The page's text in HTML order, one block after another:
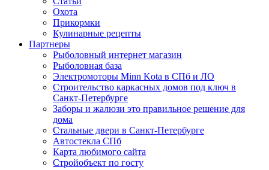
Охота
Прикормки
Кулинарные рецепты
Партнеры
Рыболовный интернет магазин
Рыболовная база
Электромоторы Minn Kota в СПб и ЛО
Строительство каркасных домов под ключ в
Санкт-Петербурге
Заборы и жалюзи это правильное решение для
дома
Стальные двери в Санкт-Петербурге
Автостекла СПб
Карта любимого сайта
Стройобъект по госту